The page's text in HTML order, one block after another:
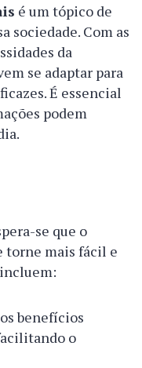
é um tópico de
sociedade. Com as
da
se adaptar para
É essencial
podem
se que o
torne mais fácil e
benefícios
o